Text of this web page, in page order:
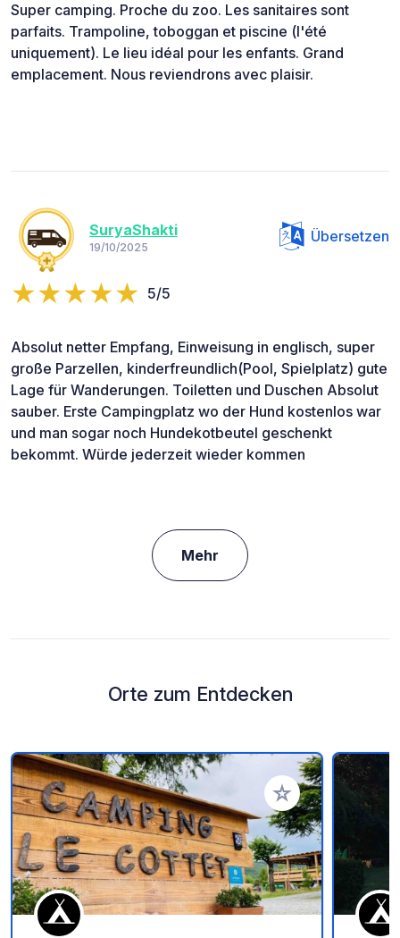
Super camping. Proche du zoo. Les sanitaires sont
parfaits. Trampoline, toboggan et piscine (l'été
uniquement). Le lieu idéal pour les enfants. Grand
emplacement. Nous reviendrons avec plaisir.
SuryaShakti
19/10/2025
Übersetzen
5/5
Absolut netter Empfang, Einweisung in englisch, super
große Parzellen, kinderfreundlich(Pool, Spielplatz) gute
Lage für Wanderungen. Toiletten und Duschen Absolut
sauber. Erste Campingplatz wo der Hund kostenlos war
und man sogar noch Hundekotbeutel geschenkt
bekommt. Würde jederzeit wieder kommen
Mehr
Orte zum Entdecken
Zu Ihren Favoriten